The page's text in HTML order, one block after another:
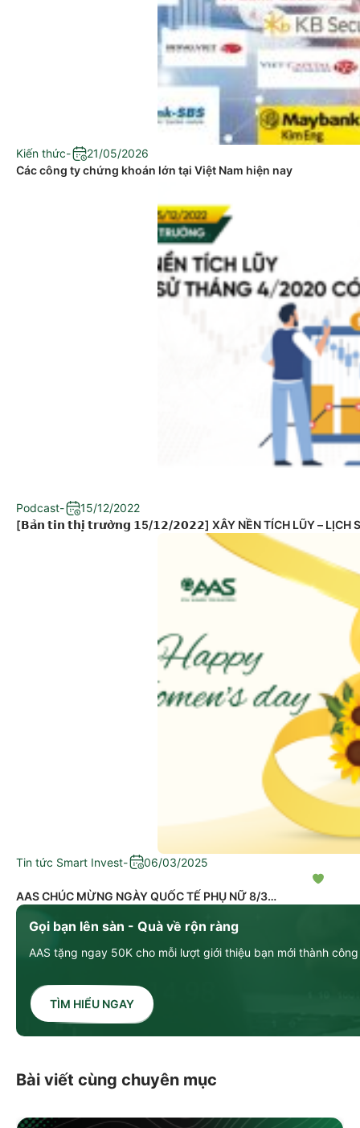
Gọi bạn lên sàn - Quà về rộn ràng
AAS tặng ngay 50K cho mỗi lượt giới thiệu bạn mới thành công
TÌM HIỂU NGAY
Kiến thức-
21/05/2026
Các công ty chứng khoán lớn tại Việt Nam hiện nay
Podcast-
15/12/2022
[𝗕𝗮̉𝗻 𝘁𝗶𝗻 𝘁𝗵𝗶̣ 𝘁𝗿𝘂̛𝗼̛̀𝗻𝗴 𝟭5/𝟭𝟮/𝟮𝟬𝟮𝟮] XÂY NỀN TÍCH LŨY – LỊCH
Tin tức Smart Invest- 06/03/2025
AAS CHÚC MỪNG NGÀY QUỐC TẾ PHỤ NỮ 8/3
Bài viết cùng chuyên mục